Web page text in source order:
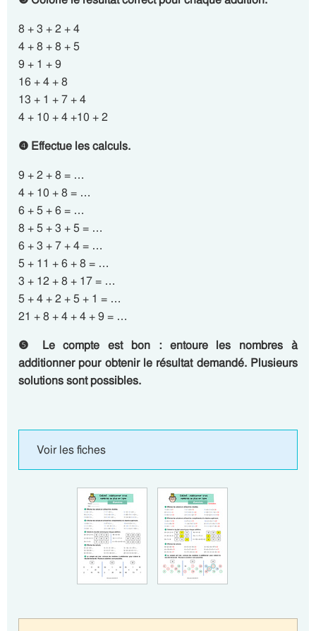
8 + 3 + 2 + 4
4 + 8 + 8 + 5
9 + 1 + 9
16 + 4 + 8
13 + 1 + 7 + 4
4 + 10 + 4 +10 + 2
❹ Effectue les calculs.
9 + 2 + 8 = …
4 + 10 + 8 = …
6 + 5 + 6 = …
8 + 5 + 3 + 5 = …
6 + 3 + 7 + 4 = …
5 + 11 + 6 + 8 = …
3 + 12 + 8 + 17 = …
5 + 4 + 2 + 5 + 1 = …
21 + 8 + 4 + 4 + 9 = …
❺ Le compte est bon : entoure les nombres à
additionner pour obtenir le résultat demandé. Plusieurs
solutions sont possibles.
Voir les fiches